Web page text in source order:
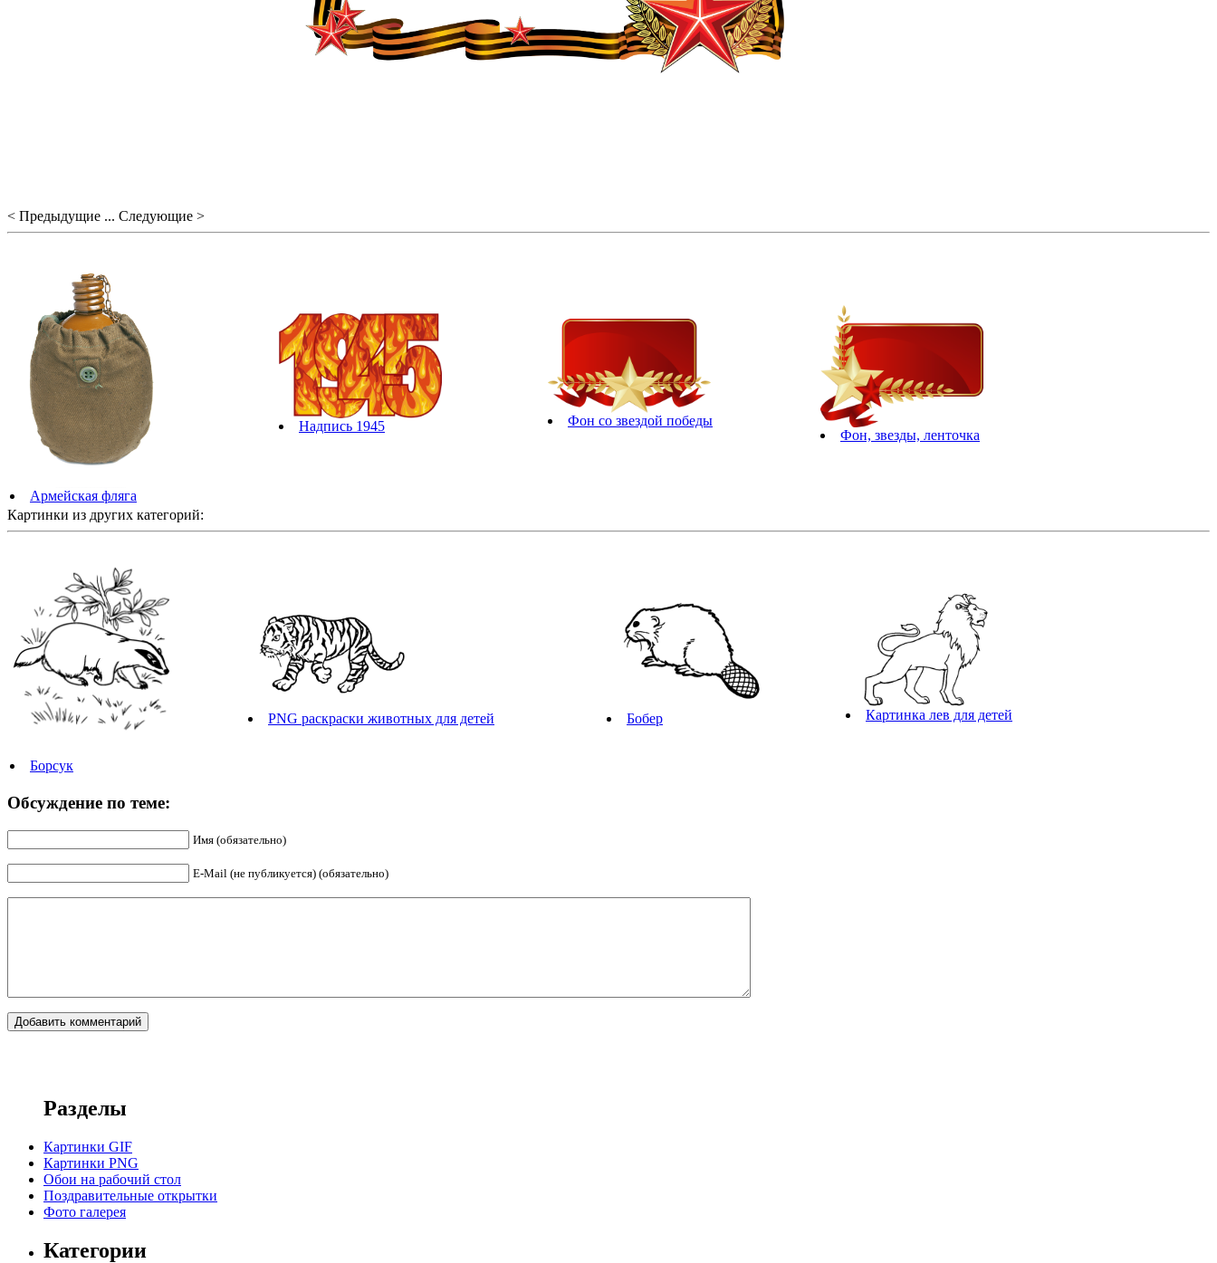
< Предыдущие ... Следующие >
Армейская фляга
Надпись 1945
Фон со звездой победы
Фон, звезды, ленточка
Картинки из других категорий:
Борсук
PNG раскраски животных для детей Бобер Картинка лев для детей
Обсуждение по теме:
Имя (обязательно)
E-Mail (не публикуется) (обязательно)
Разделы
Картинки GIF
Картинки PNG
Обои на рабочий стол
Поздравительные открытки
Фото галерея
Категории